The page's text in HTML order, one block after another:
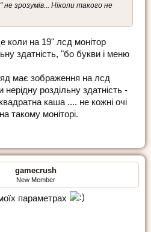
зрозумів... Ніколи такого не
коли на 19" лсд монітор
здатність, "бо букви і меню
має зображення на лсд
нерідну роздільну здатність -
каша .... не кожні очі
такому моніторі.
gamecrush
New Member
параметрах